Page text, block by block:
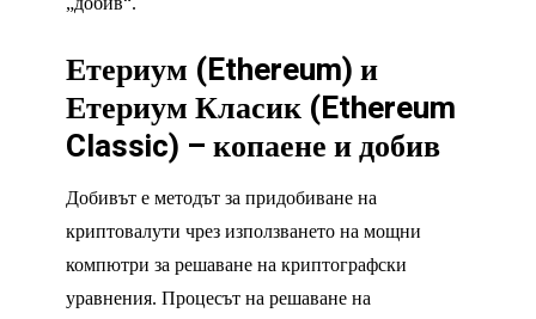
Етериум (Ethereum)и
Етериум Класик (Ethereum
Classic) –копаене и добив
Добивът е методът за придобиване на
криптовалути чрез използването на мощни
компютри за решаване на криптографски
уравнения. Процесът на решаване на